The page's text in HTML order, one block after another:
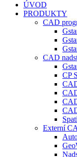
ÚVOD
PRODUKTY
CAD
CAD
CP
Externí